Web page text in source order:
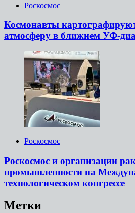
Роскосмос
Космонавты
атмосферу в ближнем УФ-
Роскосмос
Роскосмос и организации
промышленности на
технологическом конгрессе
Метки